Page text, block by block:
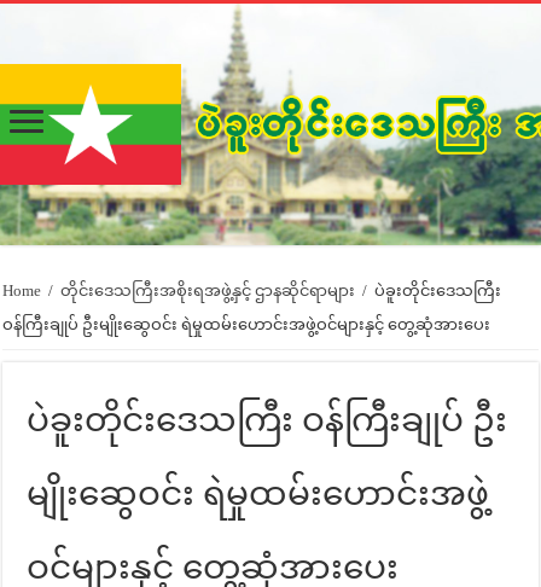
Home / တိုင်းဒေသကြီးအစိုးရအဖွဲ့နှင့် ဌာနဆိုင်ရာများ / ပဲခူးတိုင်းဒေသကြီး
ဝန်ကြီးချုပ် ဦးမျိုးဆွေဝင်း ရဲမှုထမ်းဟောင်းအဖွဲ့ဝင်များနှင့် တွေ့ဆုံအားပေး
ပဲခူးတိုင်းဒေသကြီး ဝန်ကြီးချုပ် ဦး
မျိုးဆွေဝင်း ရဲမှုထမ်းဟောင်းအဖွဲ့
ဝင်များနှင့် တွေ့ဆုံအားပေး